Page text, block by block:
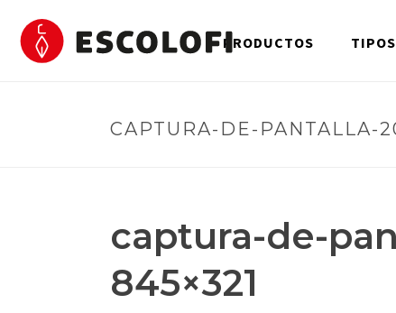
PRODUCTOS
CAPTURA-DE-PANTALLA-
captura-de-
845×321